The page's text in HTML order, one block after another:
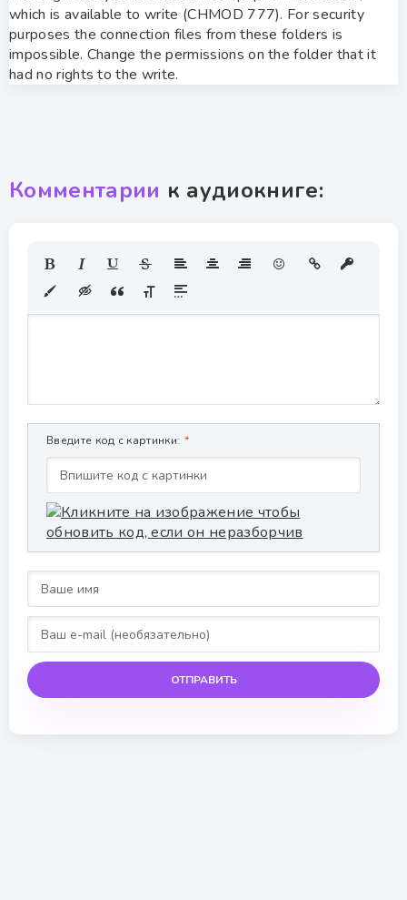
which is available to write (CHMOD 777). For security
purposes the connection files from these folders is
impossible. Change the permissions on the folder that it
had no rights to the write.
Комментарии к аудиокниге:
Введите код с картинки:
ОТПРАВИТЬ